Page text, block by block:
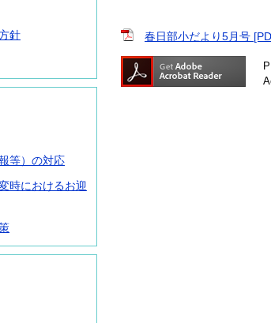
針
等）の対応
時におけるお迎
春日部小だより5月号